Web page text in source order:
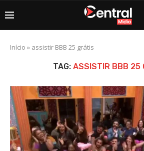
Início » assistir BBB 25 grátis
TAG: ASSISTIR BBB 25